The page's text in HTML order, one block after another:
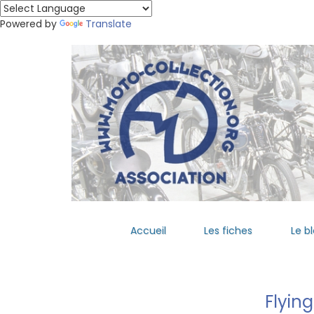
Powered by Translate
Accueil Les fiches Le